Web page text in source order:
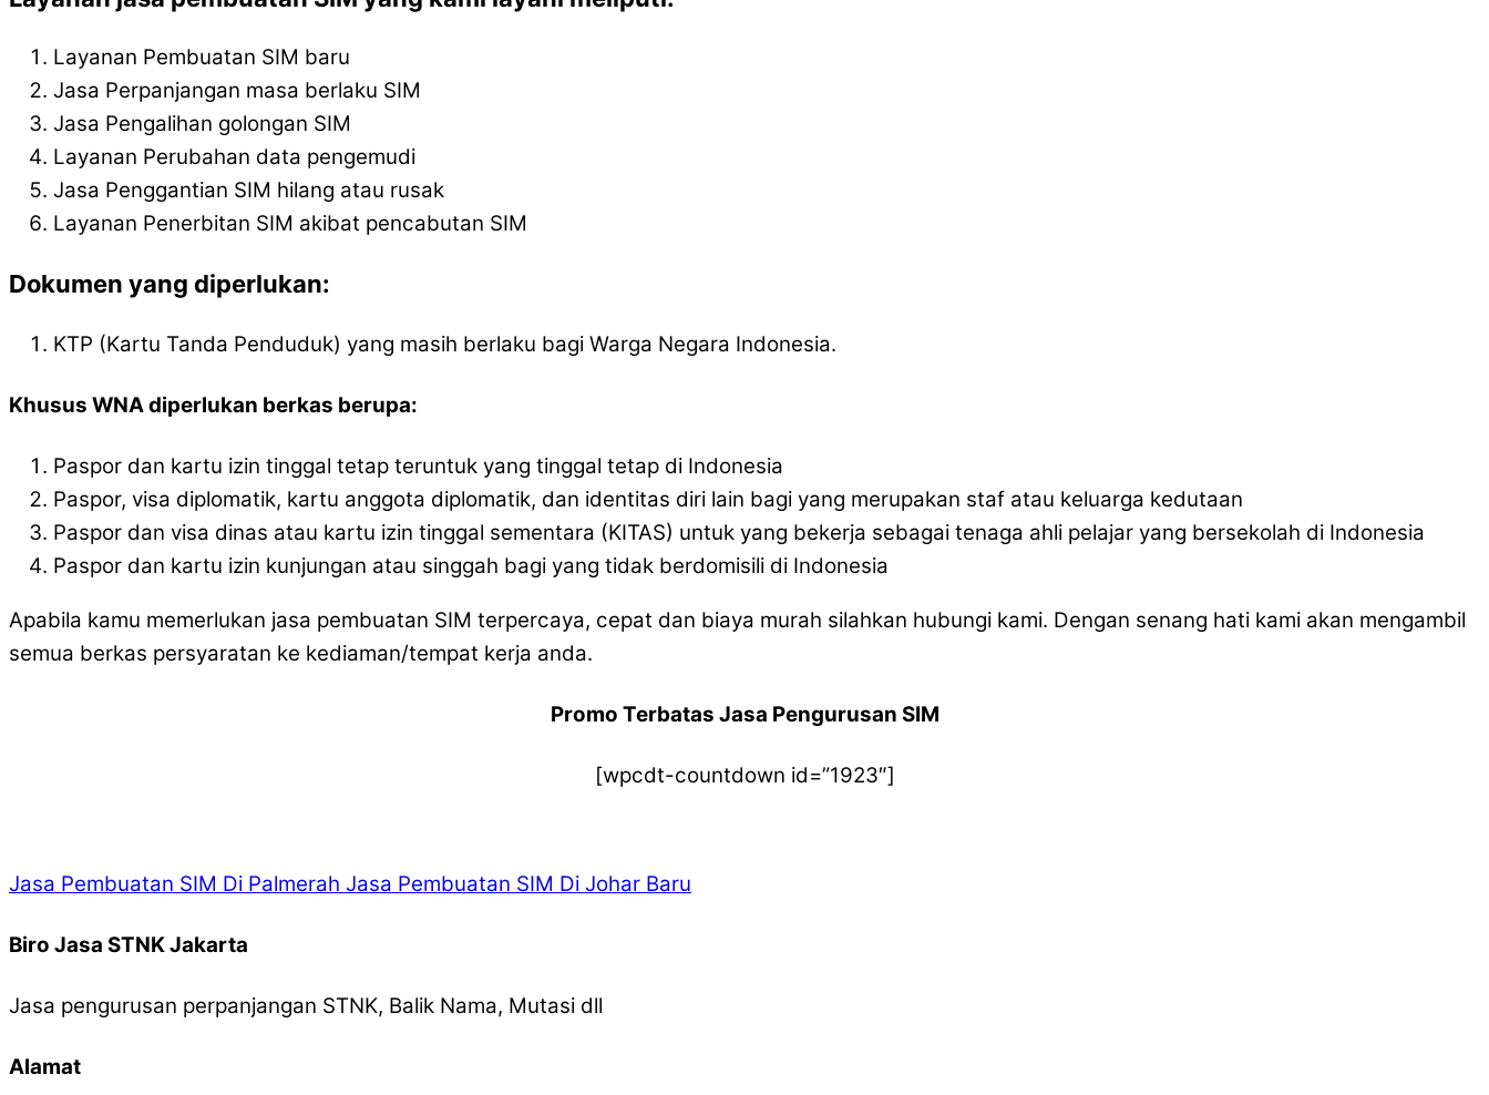
Layanan Pembuatan SIM baru
Jasa Perpanjangan masa berlaku SIM
Jasa Pengalihan golongan SIM
Layanan Perubahan data pengemudi
Jasa Penggantian SIM hilang atau rusak
Layanan Penerbitan SIM akibat pencabutan SIM
Dokumen yang diperlukan:
KTP (Kartu Tanda Penduduk) yang masih berlaku bagi Warga Negara Indonesia.
Khusus WNA diperlukan berkas berupa:
Paspor dan kartu izin tinggal tetap teruntuk yang tinggal tetap di Indonesia
Paspor, visa diplomatik, kartu anggota diplomatik, dan identitas diri lain bagi yang merupakan staf atau keluarga kedutaan
Paspor dan visa dinas atau kartu izin tinggal sementara (KITAS) untuk yang bekerja sebagai tenaga ahli pelajar yang bersekolah di Indonesia
Paspor dan kartu izin kunjungan atau singgah bagi yang tidak berdomisili di Indonesia
Apabila kamu memerlukan jasa pembuatan SIM terpercaya, cepat dan biaya murah silahkan hubungi kami. Dengan senang hati kami akan mengambil
semua berkas persyaratan ke kediaman/tempat kerja anda.
Promo Terbatas Jasa Pengurusan SIM
[wpcdt-countdown id=”1923″]
Jasa Pembuatan SIM Di Palmerah Jasa Pembuatan SIM Di Johar Baru
Biro Jasa STNK Jakarta
Jasa pengurusan perpanjangan STNK, Balik Nama, Mutasi dll
Alamat